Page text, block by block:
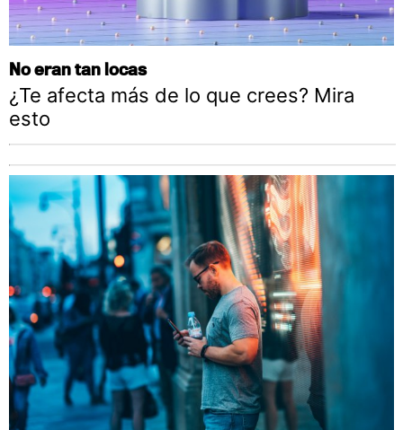
No eran tan locas
¿Te afecta más de lo que crees? Mira
esto